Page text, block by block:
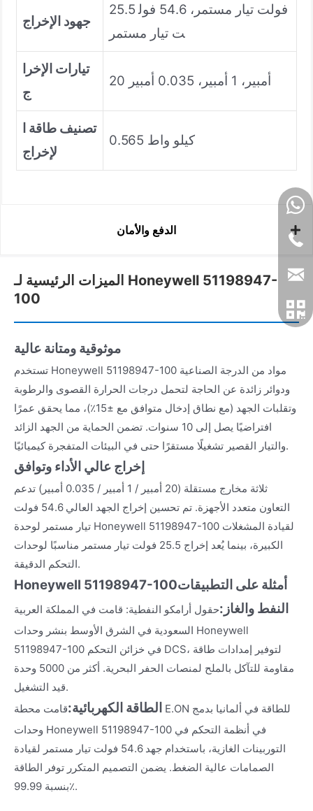
جهود الإخراج
25.5 فولت تيار مستمر، 54.6 فول
ت تيار مستمر
تيارات الإخرا
ج
20 أمبير، 1 أمبير، 0.035 أمبير
تصنيف طاقة ا
لإخراج
0.565 كيلو واط
الدفع والأمان
الميزات الرئيسية لـ Honeywell 51198947-
100
موثوقية ومتانة عالية
تستخدم Honeywell 51198947-100 مواد من الدرجة الصناعية
ودوائر زائدة عن الحاجة لتحمل درجات الحرارة القصوى والرطوبة
وتقلبات الجهد (مع نطاق إدخال متوافق مع ±15٪)، مما يحقق عمرًا
افتراضيًا يصل إلى 10 سنوات. تضمن الحماية من الجهد الزائد
والتيار القصير تشغيلًا مستقرًا حتى في البيئات المتفجرة كيميائيًا.
إخراج عالي الأداء وتوافق
ثلاثة مخارج مستقلة (20 أمبير / 1 أمبير / 0.035 أمبير) تدعم
التعاون متعدد الأجهزة. تم تحسين إخراج الجهد العالي 54.6 فولت
تيار مستمر لوحدة Honeywell 51198947-100 لقيادة المشغلات
الكبيرة، بينما يُعد إخراج 25.5 فولت تيار مستمر مناسبًا لوحدات
التحكم الدقيقة.
Honeywell 51198947-100أمثلة على التطبيقات
النفط والغاز :حقول أرامكو النفطية: قامت في المملكة العربية
السعودية في الشرق الأوسط بنشر وحدات Honeywell
51198947-100 في خزائن التحكم DCS، لتوفير إمدادات طاقة
مقاومة للتآكل بالملح لمنصات الحفر البحرية. أكثر من 5000 وحدة
قيد التشغيل.
الطاقة الكهربائية:قامت محطة E.ON للطاقة في ألمانيا بدمج
وحدات Honeywell 51198947-100 في أنظمة التحكم في
التوربينات الغازية، باستخدام جهد 54.6 فولت تيار مستمر لقيادة
الصمامات عالية الضغط. يضمن التصميم المتكرر توفر الطاقة
بنسبة 99.99٪.